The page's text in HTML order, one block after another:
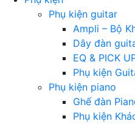
Phụ kiện guitar
Ampli – Bộ
Dây đàn
EQ & PICK
Phụ kiện
Phụ kiện piano
Ghế đàn
Phụ kiện